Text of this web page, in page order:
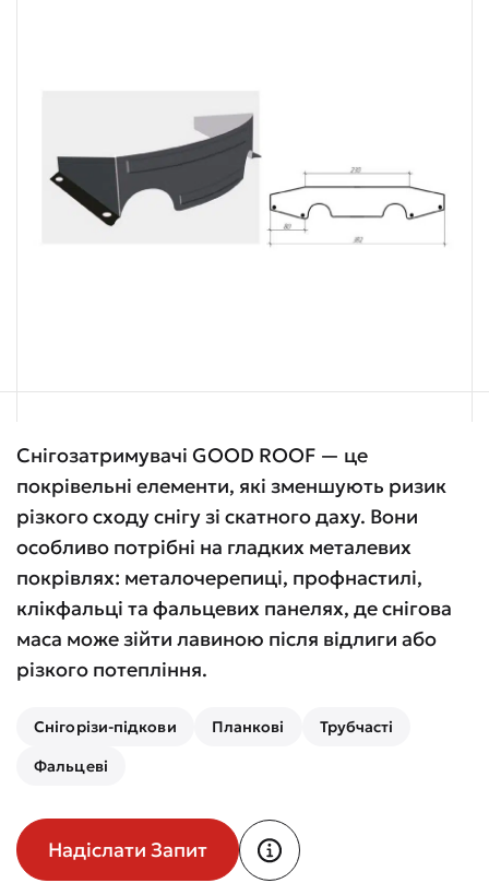
Снігозатримувачі GOOD ROOF — це
покрівельні елементи, які зменшують ризик
різкого сходу снігу зі скатного даху. Вони
особливо потрібні на гладких металевих
покрівлях: металочерепиці, профнастилі,
клікфальці та фальцевих панелях, де снігова
маса може зійти лавиною після відлиги або
різкого потепління.
Снігорізи-підкови Планкові
Трубчасті
Фальцеві
Надіслати Запит